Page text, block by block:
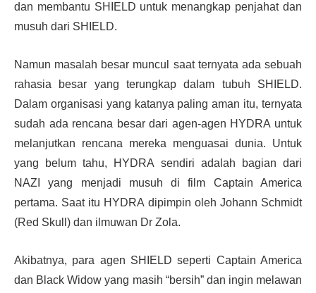
dan membantu SHIELD untuk menangkap penjahat dan
musuh dari SHIELD.
Namun masalah besar muncul saat ternyata ada sebuah
rahasia besar yang terungkap dalam tubuh SHIELD.
Dalam organisasi yang katanya paling aman itu, ternyata
sudah ada rencana besar dari agen-agen HYDRA untuk
melanjutkan rencana mereka menguasai dunia. Untuk
yang belum tahu, HYDRA sendiri adalah bagian dari
NAZI yang menjadi musuh di film Captain America
pertama. Saat itu HYDRA dipimpin oleh Johann Schmidt
(Red Skull) dan ilmuwan Dr Zola.
Akibatnya, para agen SHIELD seperti Captain America
dan Black Widow yang masih “bersih” dan ingin melawan